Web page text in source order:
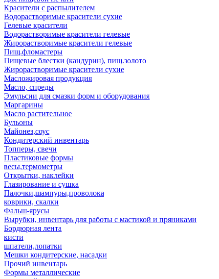
Красители с распылителем
Водорастворимые красители сухие
Гелевые красители
Водорастворимые красители гелевые
Жирорастворимые красители гелевые
Пищ.фломастеры
Пищевые блестки (кандурин), пищ.золото
Жирорастворимые красители сухие
Масложировая продукция
Масло, спреды
Эмульсии для смазки форм и оборудования
Маргарины
Масло растительное
Бульоны
Майонез,соус
Кондитерский инвентарь
Топперы, свечи
Пластиковые формы
весы,термометры
Открытки, наклейки
Глазирование и сушка
Палочки,шампуры,проволока
коврики, скалки
Фальш-ярусы
Вырубки, инвентарь для работы с мастикой и пряниками
Бордюрная лента
кисти
шпатели,лопатки
Мешки кондитерские, насадки
Прочий инвентарь
Формы металлические